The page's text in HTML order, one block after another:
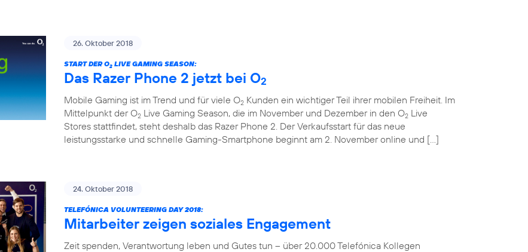
26. Oktober 2018
START DER O2 LIVE GAMING SEASON:
Das Razer Phone 2 jetzt bei O2
Mobile Gaming ist im Trend und für viele O2 Kunden ein wichtiger Teil ihrer mobilen Freiheit. Im
Mittelpunkt der O2 Live Gaming Season, die im November und Dezember in den O2 Live
Stores stattfindet, steht deshalb das Razer Phone 2. Der Verkaufsstart für das neue
leistungsstarke und schnelle Gaming-Smartphone beginnt am 2. November online und […]
24. Oktober 2018
TELEFÓNICA VOLUNTEERING DAY 2018:
Mitarbeiter zeigen soziales Engagement
Zeit spenden, Verantwortung leben und Gutes tun – über 20.000 Telefónica Kollegen